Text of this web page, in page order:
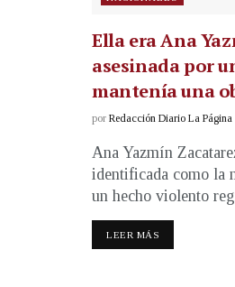
Ella era Ana
asesinada por
mantenía una
por Redacción Diario La Página
Ana Yazmín
identificada como la
un hecho violento
LEER MÁS